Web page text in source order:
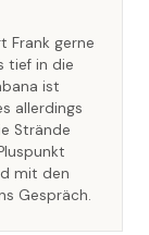
Frank gerne
tief in die
ist
allerdings
Strände
mit den
Gespräch.